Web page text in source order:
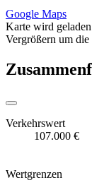
Google Maps
Karte wird
Vergrößern um
Verkehrswert
107.000 €
Wertgrenzen